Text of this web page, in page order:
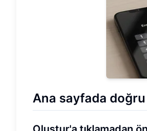
Ana sayfada doğru